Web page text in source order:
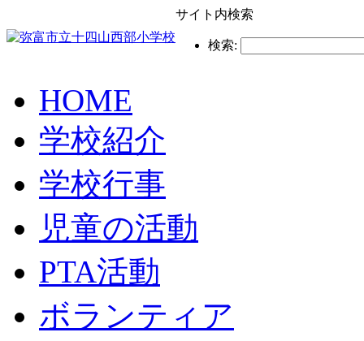
サイト内検索
検索:
HOME
学校紹介
学校行事
児童の活動
PTA活動
ボランティア